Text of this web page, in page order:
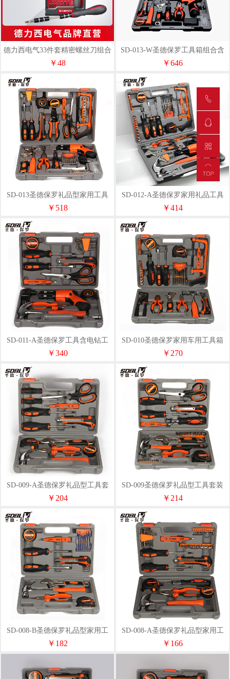
德力西电气33件套精密螺丝刀组合
￥48
SD-013-W圣德保罗工具箱组合含
电钻
￥646
SD-013圣德保罗礼品型家用工具
套装
￥518
SD-012-A圣德保罗家用礼品工具
套装
￥414
SD-011-A圣德保罗工具含电钻工
具箱
￥340
SD-010圣德保罗家用车用工具箱
￥270
SD-009-A圣德保罗礼品型工具套
装
￥204
SD-009圣德保罗礼品型工具套装
￥214
SD-008-B圣德保罗礼品型家用工
具
￥182
SD-008-A圣德保罗礼品型家用工
具
￥166